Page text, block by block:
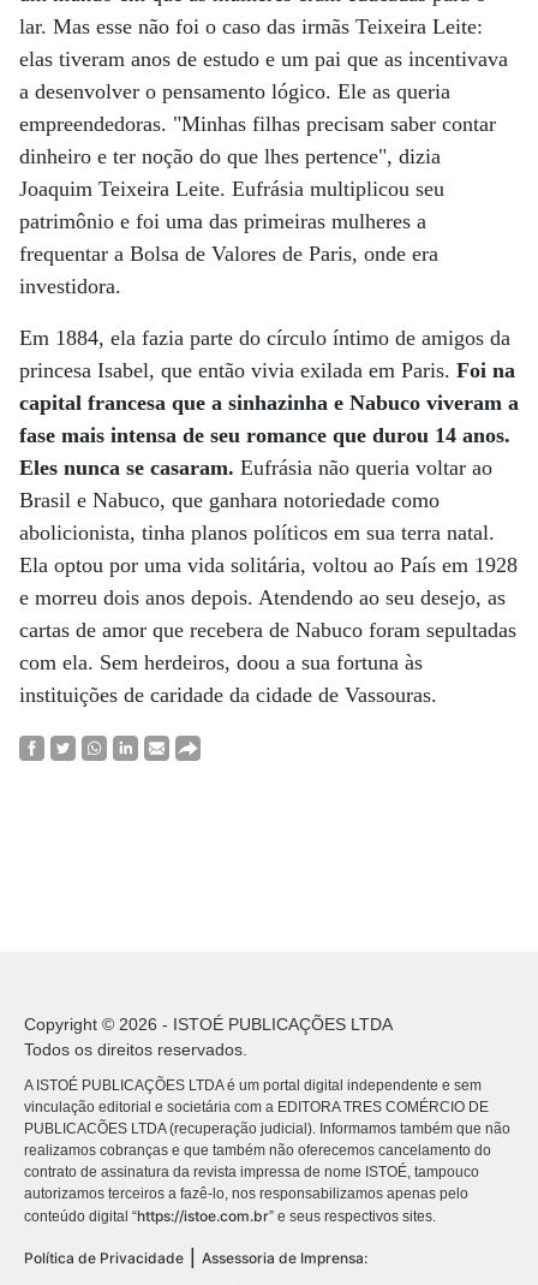
lar. Mas esse não foi o caso das irmãs Teixeira Leite:
elas tiveram anos de estudo e um pai que as incentivava
a desenvolver o pensamento lógico. Ele as queria
empreendedoras. "Minhas filhas precisam saber contar
dinheiro e ter noção do que lhes pertence", dizia
Joaquim Teixeira Leite. Eufrásia multiplicou seu
patrimônio e foi uma das primeiras mulheres a
frequentar a Bolsa de Valores de Paris, onde era
investidora.
Em 1884, ela fazia parte do círculo íntimo de amigos da
princesa Isabel, que então vivia exilada em Paris. Foi na
capital francesa que a sinhazinha e Nabuco viveram a
fase mais intensa de seu romance que durou 14 anos.
Eles nunca se casaram. Eufrásia não queria voltar ao
Brasil e Nabuco, que ganhara notoriedade como
abolicionista, tinha planos políticos em sua terra natal.
Ela optou por uma vida solitária, voltou ao País em 1928
e morreu dois anos depois. Atendendo ao seu desejo, as
cartas de amor que recebera de Nabuco foram sepultadas
com ela. Sem herdeiros, doou a sua fortuna às
instituições de caridade da cidade de Vassouras.
Copyright © 2026 - ISTOÉ PUBLICAÇÕES LTDA
Todos os direitos reservados.
A ISTOÉ PUBLICAÇÕES LTDA é um portal digital independente e sem
vinculação editorial e societária com a EDITORA TRES COMÉRCIO DE
PUBLICACÕES LTDA (recuperação judicial). Informamos também que não
realizamos cobranças e que também não oferecemos cancelamento do
contrato de assinatura da revista impressa de nome ISTOÉ, tampouco
autorizamos terceiros a fazê-lo, nos responsabilizamos apenas pelo
conteúdo digital “https://istoe.com.br” e seus respectivos sites.
Política de Privacidade | Assessoria de Imprensa: